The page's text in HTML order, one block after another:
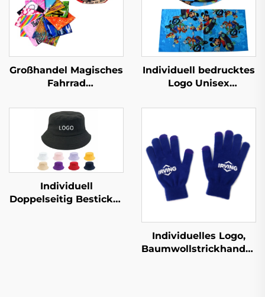
Großhandel Magisches
Fahrrad
Bandana Tubular
Halskragen Bandana
Schal
Individuell bedrucktes
Logo Unisex
Kopfbedeckung
mit eigenem Logo
Tube Bandana
Individuell
Doppelseitig Bestickte
Individuelles Logo,